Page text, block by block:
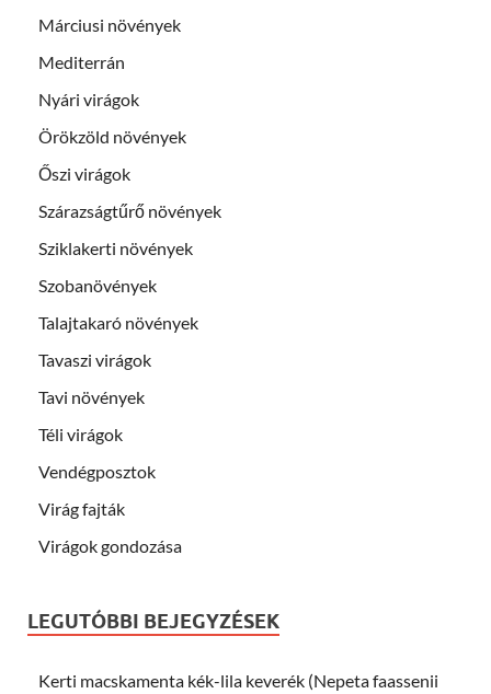
Márciusi növények
Mediterrán
Nyári virágok
Örökzöld növények
Őszi virágok
Szárazságtűrő növények
Sziklakerti növények
Szobanövények
Talajtakaró növények
Tavaszi virágok
Tavi növények
Téli virágok
Vendégposztok
Virág fajták
Virágok gondozása
LEGUTÓBBI BEJEGYZÉSEK
Kerti macskamenta kék-lila keverék (Nepeta faassenii